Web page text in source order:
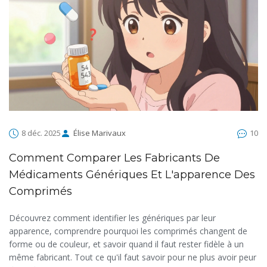
8 déc. 2025 Élise Marivaux 10
Comment Comparer Les Fabricants De
Médicaments Génériques Et L'apparence Des
Comprimés
Découvrez comment identifier les génériques par leur
apparence, comprendre pourquoi les comprimés changent de
forme ou de couleur, et savoir quand il faut rester fidèle à un
même fabricant. Tout ce qu'il faut savoir pour ne plus avoir peur